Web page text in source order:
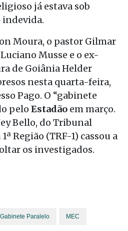
já estava sob
indevida.
Moura, o pastor Gilmar
Musse e o ex-
de Goiânia Helder
nesta quarta-feira,
Pago. O “gabinete
pelo Estadão em março.
Bello, do Tribunal
Região (TRF-1) cassou a
os investigados.
Gabinete Paralelo MEC